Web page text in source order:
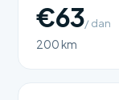
€63/ dan
200 km